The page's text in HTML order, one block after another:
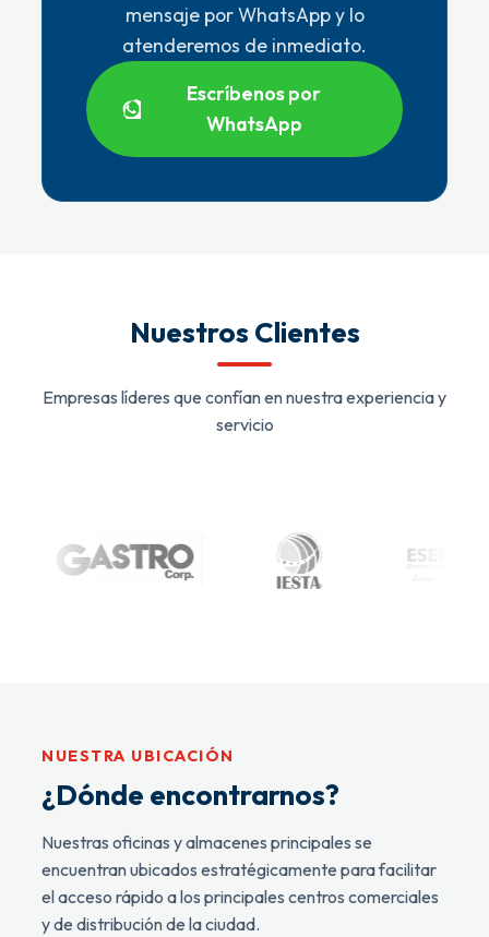
mensaje por WhatsApp y lo
atenderemos de inmediato.
Escríbenos por
WhatsApp
Nuestros Clientes
Empresas líderes que confían en nuestra experiencia y
servicio
NUESTRA UBICACIÓN
¿Dónde encontrarnos?
Nuestras oficinas y almacenes principales se
encuentran ubicados estratégicamente para facilitar
el acceso rápido a los principales centros comerciales
y de distribución de la ciudad.